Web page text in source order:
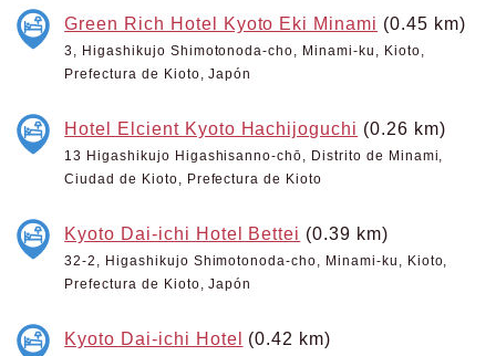
Green Rich Hotel Kyoto Eki Minami (0.45 km)
3, Higashikujo Shimotonoda-cho, Minami-ku, Kioto,
Prefectura de Kioto, Japón
Hotel Elcient Kyoto Hachijoguchi (0.26 km)
13 Higashikujo Higashisanno-chō, Distrito de Minami,
Ciudad de Kioto, Prefectura de Kioto
Kyoto Dai-ichi Hotel Bettei (0.39 km)
32-2, Higashikujo Shimotonoda-cho, Minami-ku, Kioto,
Prefectura de Kioto, Japón
Kyoto Dai-ichi Hotel (0.42 km)